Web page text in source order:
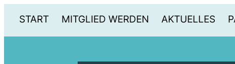
START MITGLIED WERDEN AKTUELLES